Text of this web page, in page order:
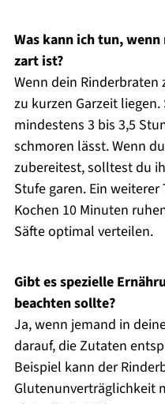
Was kann ich tun,
zart ist?
Wenn dein
zu kurzen Garzeit
mindestens 3 bis 3,5
schmoren lässt. Wenn
zubereitest, solltest du
Stufe garen. Ein
Kochen 10 Minuten
Säfte optimal verteilen.
Gibt es spezielle
beachten sollte?
Ja, wenn jemand in
darauf, die Zutaten
Beispiel kann der
Glutenunverträglichkeit